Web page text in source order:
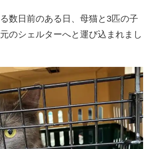
数日前のある日、母猫と3匹の子
のシェルターへと運び込まれまし